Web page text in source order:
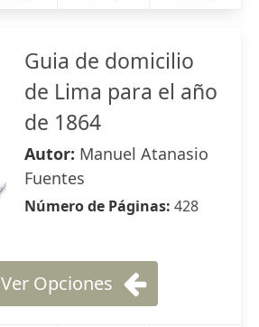
Guia de domicilio
de Lima para el año
de 1864
Autor: Manuel Atanasio
Fuentes
Número de Páginas: 428
Ver Opciones